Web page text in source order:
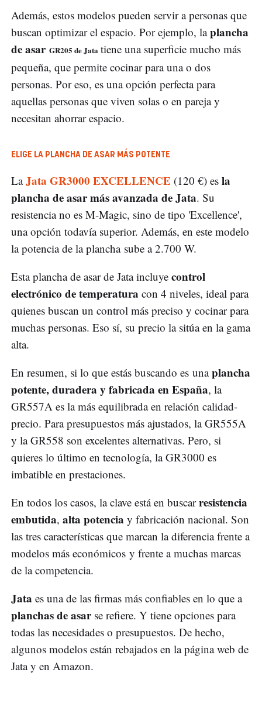
Además, estos modelos pueden servir a personas que
buscan optimizar el espacio. Por ejemplo, laplancha
de asar GR205 de Jata tiene una superficie mucho más
pequeña, que permite cocinar para una o dos
personas. Por eso, es una opción perfecta para
aquellas personas que viven solas o en pareja y
necesitan ahorrar espacio.
ELIGE LA PLANCHA DE ASAR MÁS POTENTE
LaJata GR3000 EXCELLENCE (120 €) es la
plancha de asar más avanzada de Jata. Su
resistencia no es M-Magic, sino de tipo 'Excellence',
una opción todavía superior. Además, en este modelo
la potencia de la plancha sube a 2.700 W.
Esta plancha de asar de Jata incluye control
electrónico de temperatura con 4 niveles, ideal para
quienes buscan un control más preciso y cocinar para
muchas personas. Eso sí, su precio la sitúa en la gama
alta.
En resumen, si lo que estás buscando es unaplancha
potente, duradera y fabricada en España, la
GR557A es la más equilibrada en relación calidad-
precio. Para presupuestos más ajustados, la GR555A
y la GR558 son excelentes alternativas. Pero, si
quieres lo último en tecnología, la GR3000 es
imbatible en prestaciones.
En todos los casos, la clave está en buscarresistencia
embutida, alta potencia y fabricación nacional. Son
las tres características que marcan la diferencia frente a
modelos más económicos y frente a muchas marcas
de la competencia.
Jata es una de las firmas más confiables en lo que a
planchas de asarse refiere. Y tiene opciones para
todas las necesidades o presupuestos. De hecho,
algunos modelos están rebajados en la página web de
Jata y en Amazon.